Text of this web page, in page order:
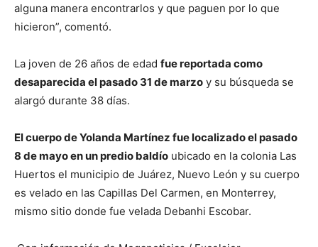
alguna manera encontrarlos y que paguen por lo que
hicieron”, comentó.
La joven de 26 años de edad fue reportada como
desaparecida el pasado 31 de marzo y su búsqueda se
alargó durante 38 días.
El cuerpo de Yolanda Martínez fue localizado el pasado
8 de mayo en un predio baldío ubicado en la colonia Las
Huertos el municipio de Juárez, Nuevo León y su cuerpo
es velado en las Capillas Del Carmen, en Monterrey,
mismo sitio donde fue velada Debanhi Escobar.